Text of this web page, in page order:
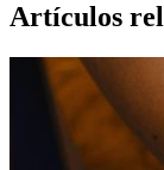
Artículos